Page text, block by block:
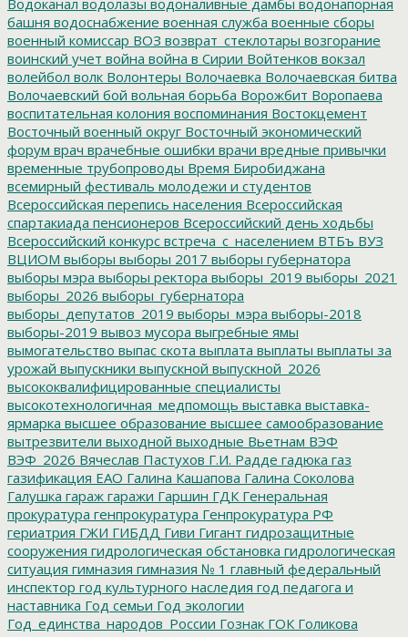
башня водоснабжение военная служба военные сборы
военный комиссар ВОЗ возврат_стеклотары возгорание
воинский учет война война в Сирии Войтенков вокзал
волейбол волк Волонтеры Волочаевка Волочаевская битва
Волочаевский бой вольная борьба Ворожбит Воропаева
воспитательная колония воспоминания Востокцемент
Восточный военный округ Восточный экономический
форум врач врачебные ошибки врачи вредные привычки
временные трубопроводы Время Биробиджана
всемирный фестиваль молодежи и студентов
Всероссийская перепись населения Всероссийская
спартакиада пенсионеров Всероссийский день ходьбы
Всероссийский конкурс встреча_с_населением ВТБъ ВУЗ
ВЦИОМ выборы выборы 2017 выборы губернатора
выборы мэра выборы ректора выборы_2019 выборы_2021
выборы_2026 выборы_губернатора
выборы_депутатов_2019 выборы_мэра выборы-2018
выборы-2019 вывоз мусора выгребные ямы
вымогательство выпас скота выплата выплаты выплаты за
урожай выпускники выпускной выпускной_2026
высококвалифицированные специалисты
высокотехнологичная_медпомощь выставка выставка-
ярмарка высшее образование высшее самообразование
вытрезвители выходной выходные Вьетнам ВЭФ
ВЭФ_2026 Вячеслав Пастухов Г.И. Радде гадюка газ
газификация ЕАО Галина Кашапова Галина Соколова
Галушка гараж гаражи Гаршин ГДК Генеральная
прокуратура генпрокуратура Генпрокуратура РФ
гериатрия ГЖИ ГИБДД Гиви Гигант гидрозащитные
сооружения гидрологическая обстановка гидрологическая
ситуация гимназия гимназия № 1 главный федеральный
инспектор год культурного наследия год педагога и
наставника Год семьи Год экологии
Год_единства_народов_России Гознак ГОК Голикова